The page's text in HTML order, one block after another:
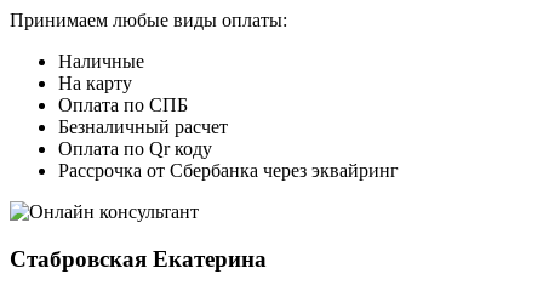
Принимаем любые виды оплаты:
Наличные
На карту
Оплата по СПБ
Безналичный расчет
Оплата по Qr коду
Рассрочка от Сбербанка через эквайринг
Стабровская Екатерина